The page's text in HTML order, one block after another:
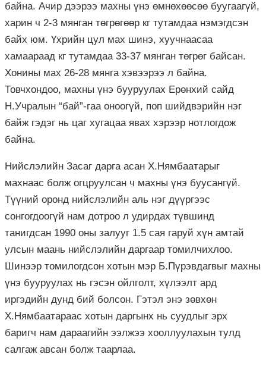
байна. Ачир дээрээ махны үнэ өмнөхөөсөө буугаагүй,
харин ч 2-3 мянган төгрөгөөр кг тутамдаа нэмэгдсэн
байх юм. Үхрийн цул мах шинэ, хуучнаасаа
хамаараад кг тутамдаа 33-37 мянган төгрөг байсан.
Хонины мах 26-28 мянга хэвээрээ л байна.
Товчхондоо, махны үнэ бууруулах Ерөнхий сайд
Н.Учралын “бай”-гаа оноогүй, поп шийдвэрийн нэг
байж гэдэг нь цаг хугацаа явах хэрээр нотлогдож
байна.
Нийслэлийн Засаг дарга асан Х.Нямбаатарыг
махнаас болж огцруулсан ч махны үнэ буусангүй.
Түүний оронд нийслэлийн аль нэг дүүргээс
сонгогдоогүй нам дотроо л удирдах түвшинд
танигдсан 1990 оны залууг 1.5 сая гаруй хүн амтай
улсын маань нийслэлийн даргаар томилчихлоо.
Шинээр томилогдсон хотын мэр Б.Пүрэвдагвыг махны
үнэ бууруулах нь гэсэн ойлголт, хүлээлт ард
иргэдийн дунд бий болсон. Гэтэл энэ зөвхөн
Х.Нямбаатараас хотын даргынх нь суудлыг эрх
баригч нам дараагийн ээлжээ хооллуулахын тулд
салгаж авсан болж таарлаа.